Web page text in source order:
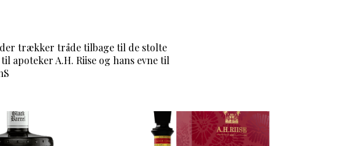
trækker tråde tilbage til de stolte
apoteker A.H. Riise og hans evne til